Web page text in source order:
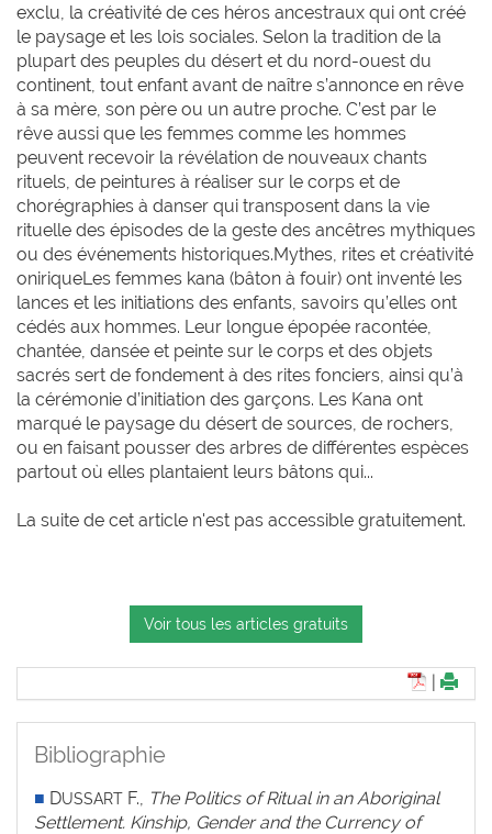
exclu, la créativité de ces héros ancestraux qui ont créé
le paysage et les lois sociales. Selon la tradition de la
plupart des peuples du désert et du nord-ouest du
continent, tout enfant avant de naître s’annonce en rêve
à sa mère, son père ou un autre proche. C’est par le
rêve aussi que les femmes comme les hommes
peuvent recevoir la révélation de nouveaux chants
rituels, de peintures à réaliser sur le corps et de
chorégraphies à danser qui transposent dans la vie
rituelle des épisodes de la geste des ancêtres mythiques
ou des événements historiques.Mythes, rites et créativité
oniriqueLes femmes kana (bâton à fouir) ont inventé les
lances et les initiations des enfants, savoirs qu’elles ont
cédés aux hommes. Leur longue épopée racontée,
chantée, dansée et peinte sur le corps et des objets
sacrés sert de fondement à des rites fonciers, ainsi qu’à
la cérémonie d’initiation des garçons. Les Kana ont
marqué le paysage du désert de sources, de rochers,
ou en faisant pousser des arbres de différentes espèces
partout où elles plantaient leurs bâtons qui...
La suite de cet article n'est pas accessible gratuitement.
Voir tous les articles gratuits
Bibliographie
■ DUSSART F., The Politics of Ritual in an Aboriginal
Settlement. Kinship, Gender and the Currency of